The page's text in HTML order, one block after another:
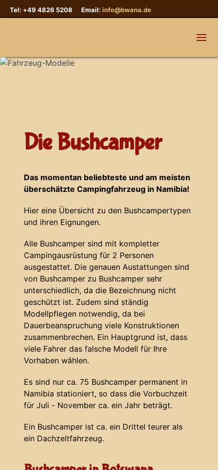
Tel: +49 4826 5208 Email: info@bwana.de
Die Bushcamper
Das momentan beliebteste und am meisten
überschätzte Campingfahrzeug in Namibia!
Hier eine Übersicht zu den Bushcampertypen
und ihren Eignungen.
Alle Bushcamper sind mit kompletter
Campingausrüstung für 2 Personen
ausgestattet. Die genauen Austattungen sind
von Bushcamper zu Bushcamper sehr
unterschiedlich, da die Bezeichnung nicht
geschützt ist. Zudem sind ständig
Modellpflegen notwendig, da bei
Dauerbeanspruchung viele Konstruktionen
zusammenbrechen. Ein Hauptgrund ist, dass
viele Fahrer das falsche Modell für Ihre
Vorhaben wählen.
Es sind nur ca. 75 Bushcamper permanent in
Namibia stationiert, so dass die Vorbuchzeit
für Juli - November ca. ein Jahr beträgt.
Ein Bushcamper ist ca. ein Drittel teurer als
ein Dachzeltfahrzeug.